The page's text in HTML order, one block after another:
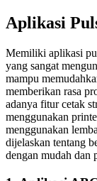
Aplikasi
Memiliki aplikasi
yang sangat
mampu
memberikan rasa
adanya fitur cetak
menggunakan
menggunakan
dijelaskan tentang
dengan mudah dan